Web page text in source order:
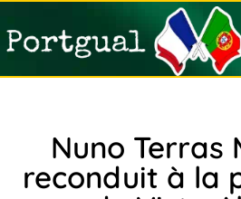
Nuno Terras
reconduit à la